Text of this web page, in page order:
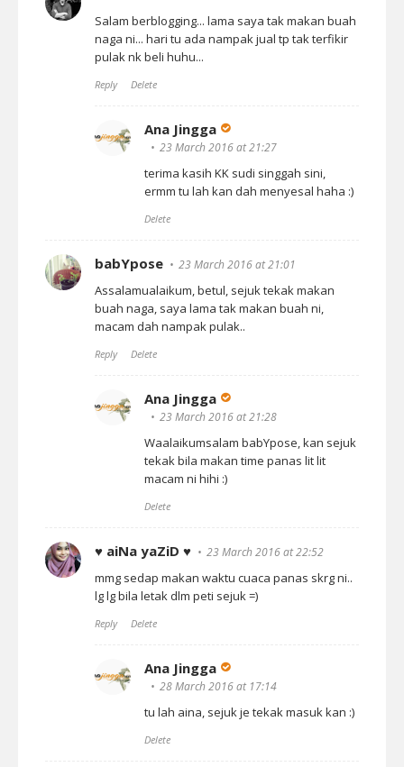
Salam berblogging... lama saya tak makan buah
naga ni... hari tu ada nampak jual tp tak terfikir
pulak nk beli huhu...
Reply Delete
Ana Jingga
23 March 2016 at 21:27
terima kasih KK sudi singgah sini,
ermm tu lah kan dah menyesal haha :)
Delete
babYpose 23 March 2016 at 21:01
Assalamualaikum, betul, sejuk tekak makan
buah naga, saya lama tak makan buah ni,
macam dah nampak pulak..
Reply Delete
Ana Jingga
23 March 2016 at 21:28
Waalaikumsalam babYpose, kan sejuk
tekak bila makan time panas lit lit
macam ni hihi :)
Delete
♥ aiNa yaZiD ♥ 23 March 2016 at 22:52
mmg sedap makan waktu cuaca panas skrg ni..
lg lg bila letak dlm peti sejuk =)
Reply Delete
Ana Jingga
28 March 2016 at 17:14
tu lah aina, sejuk je tekak masuk kan :)
Delete